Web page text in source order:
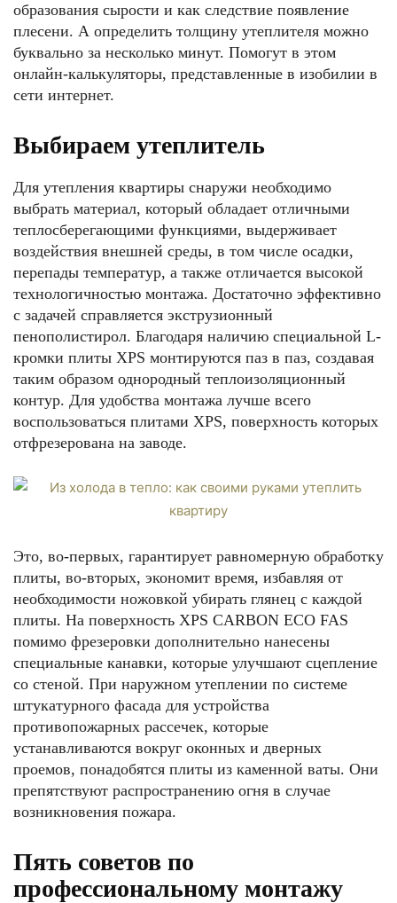
образования сырости и как следствие появление
плесени. А определить толщину утеплителя можно
буквально за несколько минут. Помогут в этом
онлайн-калькуляторы, представленные в изобилии в
сети интернет.
Выбираем утеплитель
Для утепления квартиры снаружи необходимо
выбрать материал, который обладает отличными
теплосберегающими функциями, выдерживает
воздействия внешней среды, в том числе осадки,
перепады температур, а также отличается высокой
технологичностью монтажа. Достаточно эффективно
с задачей справляется экструзионный
пенополистирол. Благодаря наличию специальной L-
кромки плиты XPS монтируются паз в паз, создавая
таким образом однородный теплоизоляционный
контур. Для удобства монтажа лучше всего
воспользоваться плитами XPS, поверхность которых
отфрезерована на заводе.
Это, во-первых, гарантирует равномерную обработку
плиты, во-вторых, экономит время, избавляя от
необходимости ножовкой убирать глянец с каждой
плиты. На поверхность XPS CARBON ECO FAS
помимо фрезеровки дополнительно нанесены
специальные канавки, которые улучшают сцепление
со стеной. При наружном утеплении по системе
штукатурного фасада для устройства
противопожарных рассечек, которые
устанавливаются вокруг оконных и дверных
проемов, понадобятся плиты из каменной ваты. Они
препятствуют распространению огня в случае
возникновения пожара.
Пять советов по
профессиональному монтажу